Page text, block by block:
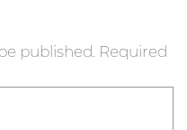
published. Required